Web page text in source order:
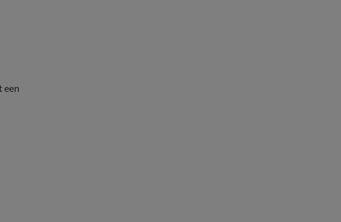
een